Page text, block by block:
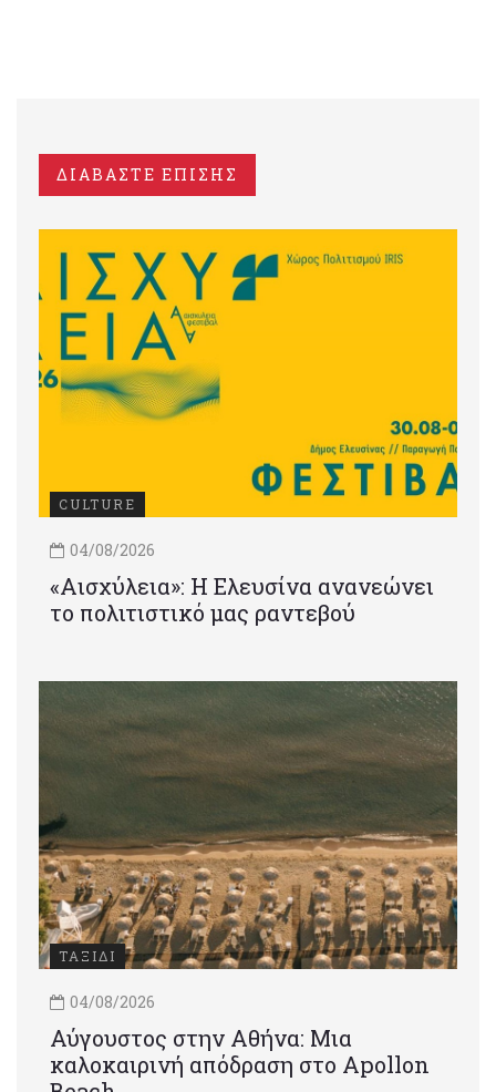
ΔΙΑΒΑΣΤΕ ΕΠΙΣΗΣ
CULTURE
04/08/2026
«Αισχύλεια»: Η Ελευσίνα ανανεώνει
το πολιτιστικό μας ραντεβού
ΤΑΞΙΔΙ
04/08/2026
Αύγουστος στην Αθήνα: Μια
καλοκαιρινή απόδραση στο Apollon